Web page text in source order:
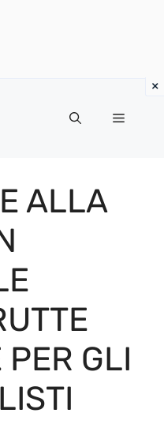
MENU
ALLA
PER GLI